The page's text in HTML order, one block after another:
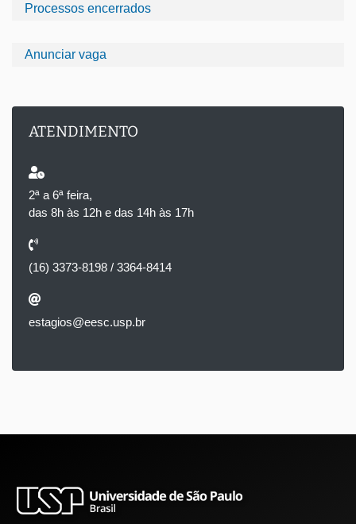
Processos encerrados
Anunciar vaga
ATENDIMENTO
2ª a 6ª feira,
das 8h às 12h e das 14h às 17h
(16) 3373-8198 / 3364-8414
estagios@eesc.usp.br